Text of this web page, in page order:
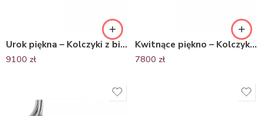
Urok piękna – Kolczyki z białego złota Diamond Sky z szafirami i diamentami
9100 zł
Kwitnące piękno – Kolczyki z białego złota z rubinami i diamentami
7800 zł